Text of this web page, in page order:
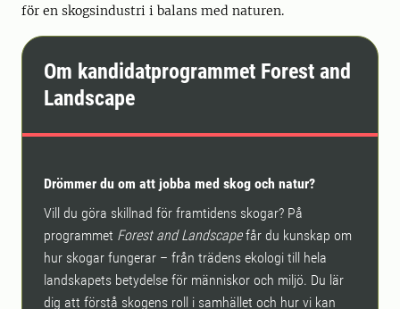
för en skogsindustri i balans med naturen.
Om kandidatprogrammet Forest and
Landscape
Drömmer du om att jobba med skog och natur?
Vill du göra skillnad för framtidens skogar? På
programmet Forest and Landscape får du kunskap om
hur skogar fungerar – från trädens ekologi till hela
landskapets betydelse för människor och miljö. Du lär
dig att förstå skogens roll i samhället och hur vi kan